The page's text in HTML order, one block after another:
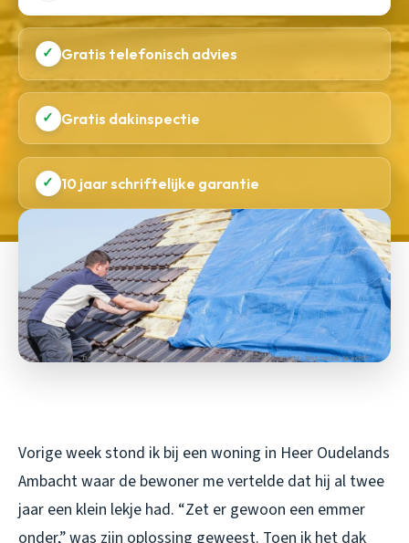
✓ Gratis telefonisch advies
✓ Gratis dakinspectie
✓ 10 jaar schriftelijke garantie
Vorige week stond ik bij een woning in Heer Oudelands
Ambacht waar de bewoner me vertelde dat hij al twee
jaar een klein lekje had. “Zet er gewoon een emmer
onder,” was zijn oplossing geweest. Toen ik het dak